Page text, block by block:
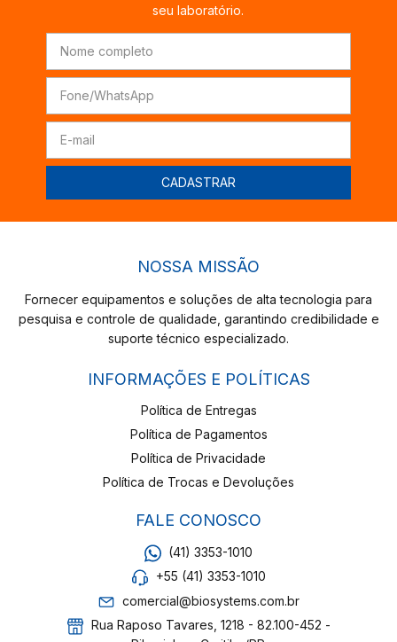
seu laboratório.
NOSSA MISSÃO
Fornecer equipamentos e soluções de alta tecnologia para
pesquisa e controle de qualidade, garantindo credibilidade e
suporte técnico especializado.
INFORMAÇÕES E POLÍTICAS
Política de Entregas
Política de Pagamentos
Política de Privacidade
Política de Trocas e Devoluções
FALE CONOSCO
(41) 3353-1010
+55 (41) 3353-1010
comercial@biosystems.com.br
Rua Raposo Tavares, 1218 - 82.100-452 -